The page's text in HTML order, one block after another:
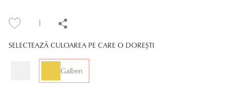
SELECTEAZĂ CULOAREA PE CARE O DOREȘTI
Galben